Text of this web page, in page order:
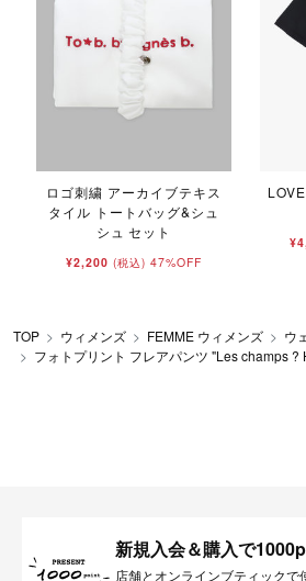
ロゴ刺繍 アーカイブテキス
タイル トートバッグ&シュ
シュ セット
¥2,200 (税込) 47%OFF
TOP ウィメンズ FEMME ウィメンズ ウ
フォトプリント フレアパンツ "Les champs ?
新規入会＆購入で
店舗とオンラインブティックで